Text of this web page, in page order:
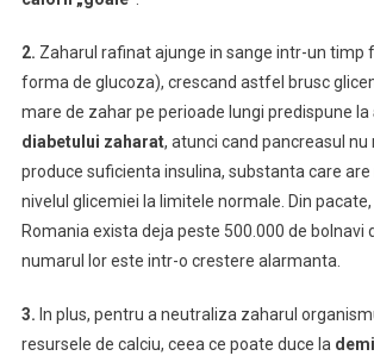
2. Zaharul rafinat ajunge in sange intr-un timp
forma de glucoza), crescand astfel brusc
mare de zahar pe perioade lungi predispune la
diabetului zaharat, atunci cand pancreasul nu
produce suficienta insulina, substanta care are
nivelul glicemiei la limitele normale. Din
Romania exista deja peste 500.000 de bolnavi
numarul lor este intr-o crestere alarmanta.
3. In plus, pentru a neutraliza zaharul
resursele de calciu, ceea ce poate duce la